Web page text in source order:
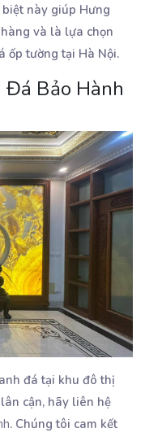
này giúp Hưng
và là lựa chọn
ốp tường tại Hà Nội.
Đá Bảo Hành
đá tại khu đô thị
cận, hãy liên hệ
. Chúng tôi cam kết